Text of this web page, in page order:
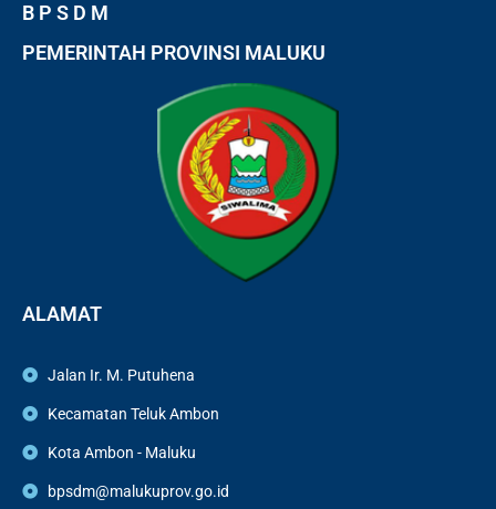
B P S D M
PEMERINTAH PROVINSI MALUKU
ALAMAT
Jalan Ir. M. Putuhena
Kecamatan Teluk Ambon
Kota Ambon - Maluku
bpsdm@malukuprov.go.id